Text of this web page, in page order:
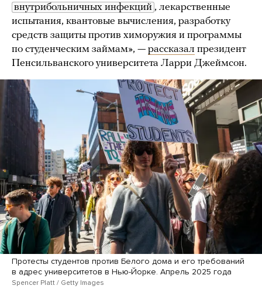
внутрибольничных инфекций , лекарственные
испытания, квантовые вычисления, разработку
средств защиты против химоружия и программы
по студенческим займам», — рассказал президент
Пенсильванского университета Ларри Джеймсон.
Протесты студентов против Белого дома и его требований
в адрес университетов в Нью-Йорке. Апрель 2025 года
Spencer Platt / Getty Images